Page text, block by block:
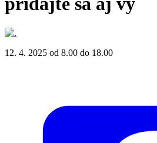
12. 4. 2025 od 8.00 do 18.00